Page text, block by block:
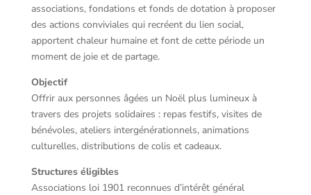
associations, fondations et fonds de dotation à proposer
des actions conviviales qui recréent du lien social,
apportent chaleur humaine et font de cette période un
moment de joie et de partage.
Objectif
Offrir aux personnes âgées un Noël plus lumineux à
travers des projets solidaires : repas festifs, visites de
bénévoles, ateliers intergénérationnels, animations
culturelles, distributions de colis et cadeaux.
Structures éligibles
Associations loi 1901 reconnues d’intérêt général